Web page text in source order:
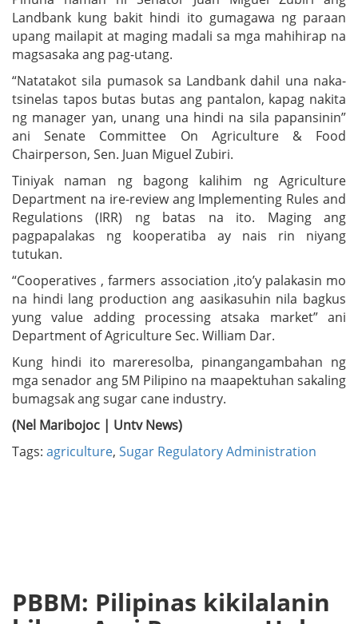
Landbank kung bakit hindi ito gumagawa ng paraan
upang mailapit at maging madali sa mga mahihirap na
magsasaka ang pag-utang.
“Natatakot sila pumasok sa Landbank dahil una naka-
tsinelas tapos butas butas ang pantalon, kapag nakita
ng manager yan, unang una hindi na sila papansinin”
ani Senate Committee On Agriculture & Food
Chairperson, Sen. Juan Miguel Zubiri.
Tiniyak naman ng bagong kalihim ng Agriculture
Department na ire-review ang Implementing Rules and
Regulations (IRR) ng batas na ito. Maging ang
pagpapalakas ng kooperatiba ay nais rin niyang
tutukan.
“Cooperatives , farmers association ,ito’y palakasin mo
na hindi lang production ang aasikasuhin nila bagkus
yung value adding processing atsaka market” ani
Department of Agriculture Sec. William Dar.
Kung hindi ito mareresolba, pinangangambahan ng
mga senador ang 5M Pilipino na maapektuhan sakaling
bumagsak ang sugar cane industry.
(Nel Maribojoc | Untv News)
Tags: agriculture, Sugar Regulatory Administration
PBBM: Pilipinas kikilalanin